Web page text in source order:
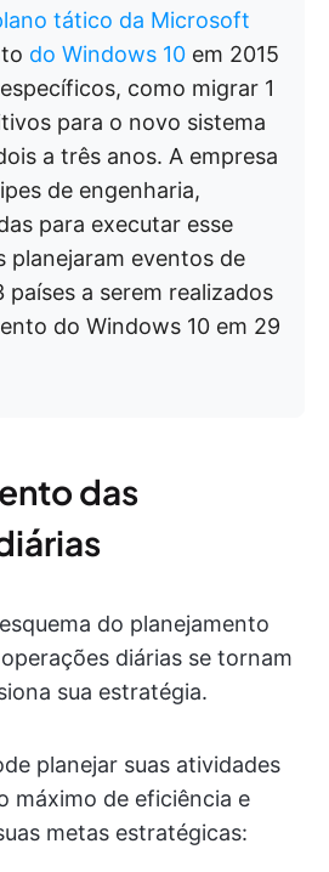
tático da Microsoft
do Windows 10 em 2015
como migrar 1
para o novo sistema
a três anos. A empresa
de engenharia,
para executar esse
planejaram eventos de
países a serem realizados
do Windows 10 em 29
das
do planejamento
diárias se tornam
sua estratégia.
planejar suas atividades
máximo de eficiência e
metas estratégicas: